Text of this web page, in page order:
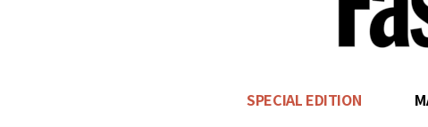
SPECIAL EDITION